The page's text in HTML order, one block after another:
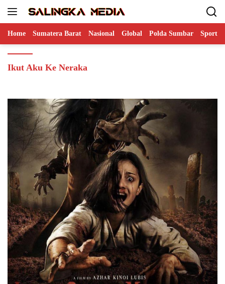
Home Sumatera Barat Nasional Global Polda Sumbar Sports
Ikut Aku Ke Neraka